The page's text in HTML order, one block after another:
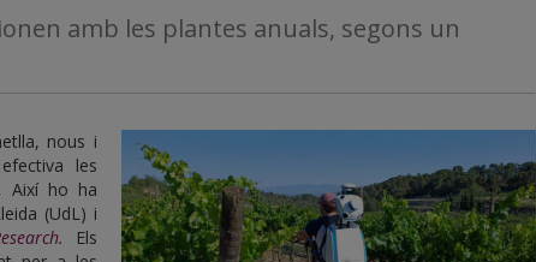
amb les plantes anuals, segons un
nous i
les
Així ho ha
(UdL) i
.
Els